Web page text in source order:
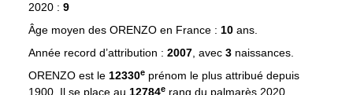
2020 : 9
Âge moyen des ORENZOen France : 10 ans.
Année record d’attribution : 2007, avec 3 naissances.
ORENZO est le 12330eprénom le plus attribué depuis
1900. Il se place au 12784e rang du palmarès 2020.